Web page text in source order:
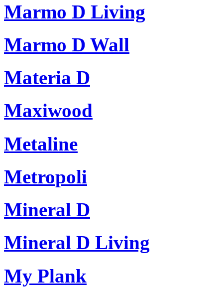
Marmo D Living
Marmo D Wall
Materia D
Maxiwood
Metaline
Metropoli
Mineral D
Mineral D Living
My Plank